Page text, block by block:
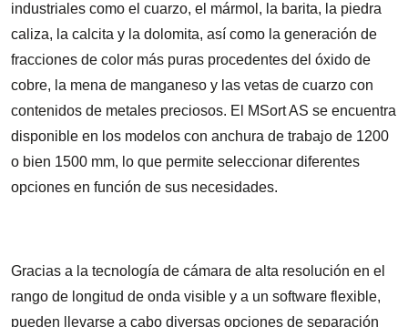
industriales como el cuarzo, el mármol, la barita, la piedra
caliza, la calcita y la dolomita, así como la generación de
fracciones de color más puras procedentes del óxido de
cobre, la mena de manganeso y las vetas de cuarzo con
contenidos de metales preciosos. El MSort AS se encuentra
disponible en los modelos con anchura de trabajo de 1200
o bien 1500 mm, lo que permite seleccionar diferentes
opciones en función de sus necesidades.
Gracias a la tecnología de cámara de alta resolución en el
rango de longitud de onda visible y a un software flexible,
pueden llevarse a cabo diversas opciones de separación